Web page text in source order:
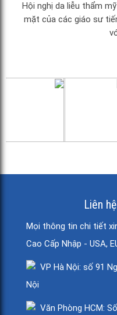
Hội nghị da liễu thẩm
mặt của các giáo sư
Liên
Mọi thông tin chi tiết
Cao Cấp Nhập - USA,
VP Hà Nội: số 91
Nội
Văn Phòng HCM: